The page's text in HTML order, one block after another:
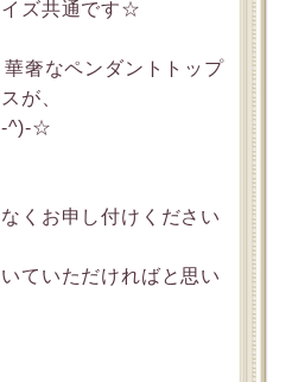
ズ共通です☆
奢なペンダントトップ
が、
^)-☆
くお申し付けください
ていただければと思い